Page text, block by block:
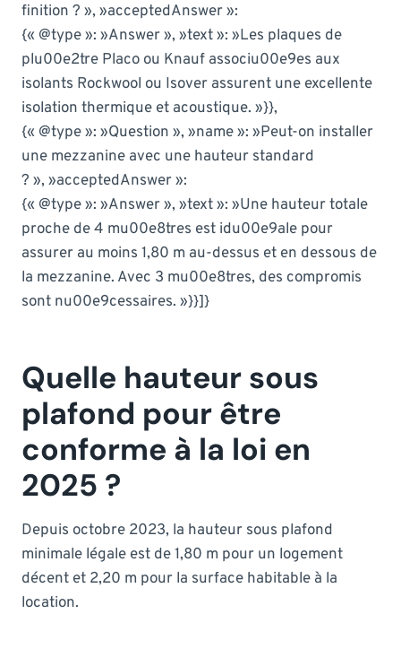
finition ? », »acceptedAnswer »:
{« @type »: »Answer », »text »: »Les plaques de
plu00e2tre Placo ou Knauf associu00e9es aux
isolants Rockwool ou Isover assurent une excellente
isolation thermique et acoustique. »}},
{« @type »: »Question », »name »: »Peut-on installer
une mezzanine avec une hauteur standard
? », »acceptedAnswer »:
{« @type »: »Answer », »text »: »Une hauteur totale
proche de 4 mu00e8tres est idu00e9ale pour
assurer au moins 1,80 m au-dessus et en dessous de
la mezzanine. Avec 3 mu00e8tres, des compromis
sont nu00e9cessaires. »}}]}
Quelle hauteur sous
plafond pour être
conforme à la loi en
2025 ?
Depuis octobre 2023, la hauteur sous plafond
minimale légale est de 1,80 m pour un logement
décent et 2,20 m pour la surface habitable à la
location.